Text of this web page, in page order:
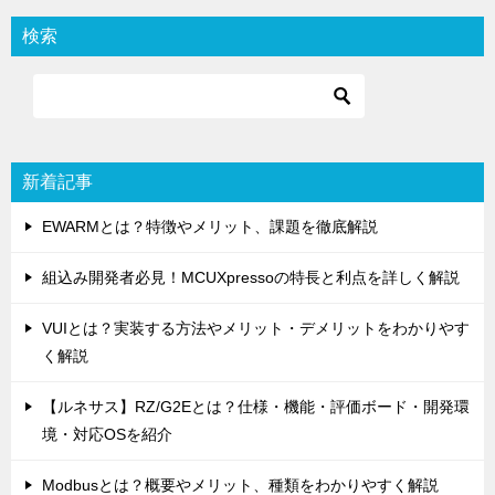
ビ
ゲ
ン
検索
新着記事
EWARMとは？特徴やメリット、課題を徹底解説
組込み開発者必見！MCUXpressoの特長と利点を詳しく解説
VUIとは？実装する方法やメリット・デメリットをわかりやす
く解説
【ルネサス】RZ/G2Eとは？仕様・機能・評価ボード・開発環
境・対応OSを紹介
Modbusとは？概要やメリット、種類をわかりやすく解説